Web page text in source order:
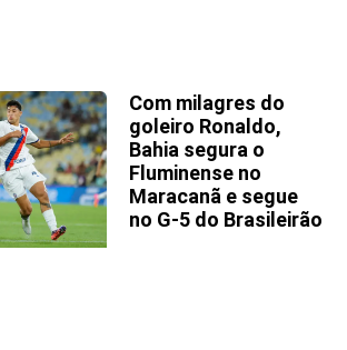
Com milagres do
goleiro Ronaldo,
Bahia segura o
Fluminense no
Maracanã e segue
no G-5 do Brasileirão